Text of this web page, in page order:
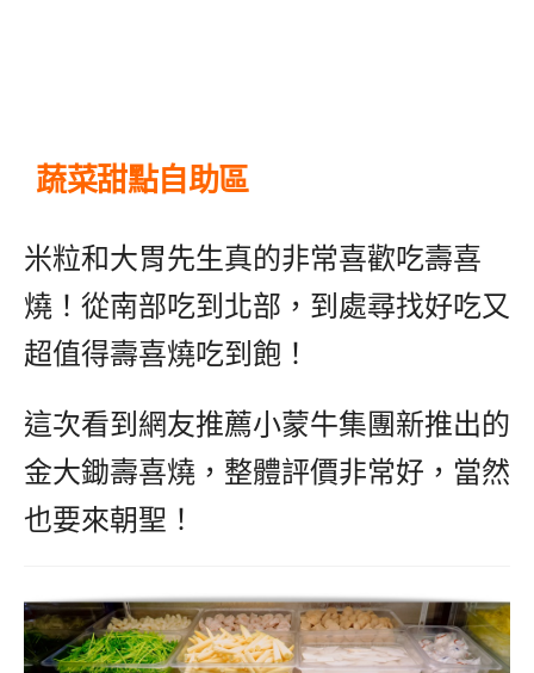
蔬菜甜點自助區
米粒和大胃先生真的非常喜歡吃壽喜
燒！從南部吃到北部，到處尋找好吃又
超值得壽喜燒吃到飽！
這次看到網友推薦小蒙牛集團新推出的
金大鋤壽喜燒，整體評價非常好，當然
也要來朝聖！